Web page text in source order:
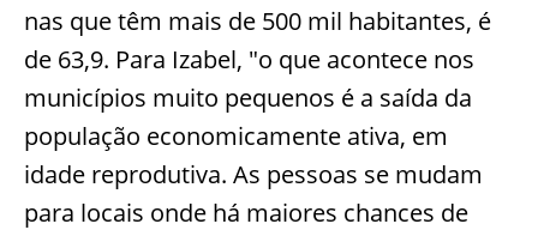
nas que têm mais de 500 mil habitantes, é
de 63,9. Para Izabel, "o que acontece nos
municípios muito pequenos é a saída da
população economicamente ativa, em
idade reprodutiva. As pessoas se mudam
para locais onde há maiores chances de